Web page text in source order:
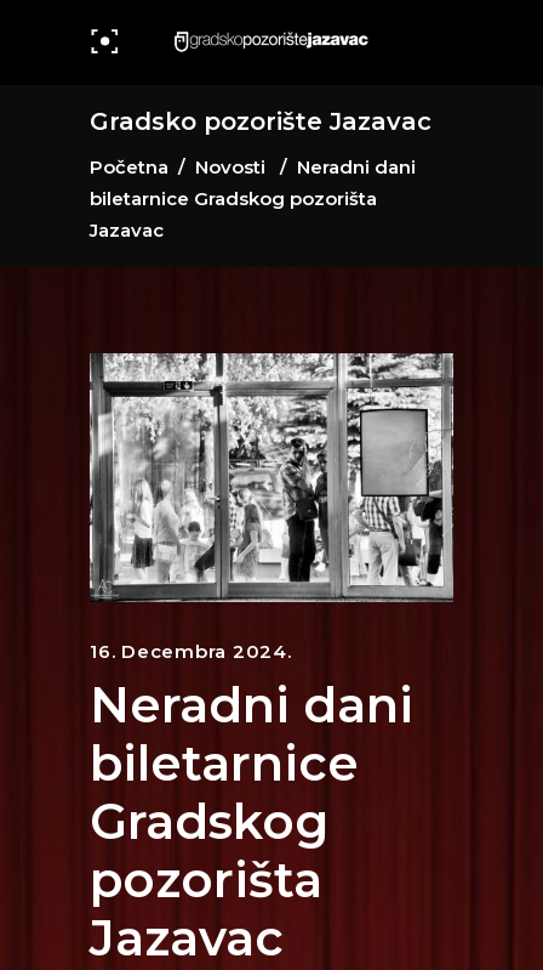
Gradsko pozorište Jazavac
Početna / Novosti / Neradni dani
biletarnice Gradskog pozorišta
Jazavac
16. Decembra 2024.
Neradni dani
biletarnice
Gradskog
pozorišta
Jazavac